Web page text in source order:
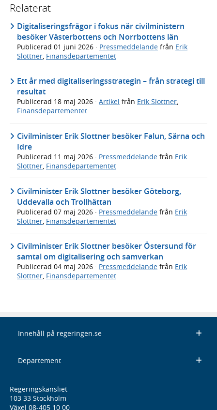
Relaterat
Digitaliseringsfrågor i fokus när civilministern
besöker Västerbottens och Norrbottens län
Publicerad 01 juni 2026 · Pressmeddelande från Erik
Slottner, Finansdepartementet
Ett år med digitaliseringsstrategin – från strategi till
resultat
Publicerad 18 maj 2026 · Artikel från Erik Slottner,
Finansdepartementet
Civilminister Erik Slottner besöker Falun, Särna och
Idre
Publicerad 11 maj 2026 · Pressmeddelande från Erik
Slottner, Finansdepartementet
Civilminister Erik Slottner besöker Göteborg,
Uddevalla och Trollhättan
Publicerad 07 maj 2026 · Pressmeddelande från Erik
Slottner Finansdepartementet
Civilminister Erik Slottner besöker Östersund för
samtal om digitalisering och samverkan
Publicerad 04 maj 2026 · Pressmeddelande från Erik
Slottner, Finansdepartementet
Innehåll på regeringen.se
Departement
Regeringskansliet
103 33 Stockholm
Växel 08-405 10 00